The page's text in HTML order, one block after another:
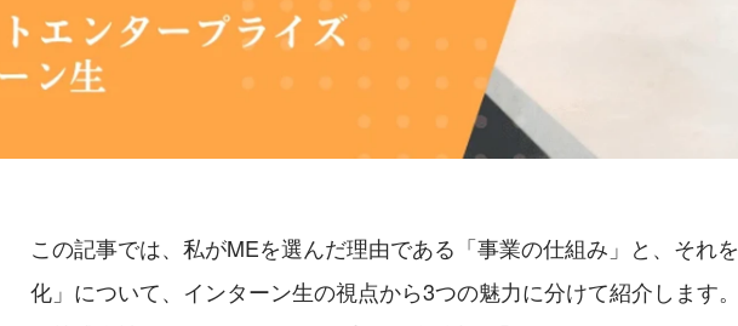
この記事では、私がMEを選んだ理由である「事業の仕組み」と、それ
化」について、インターン生の視点から3つの魅力に分けて紹介します